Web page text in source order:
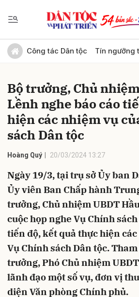
Công tác Dân tộc Tín ngưỡng
Bộ trưởng, Chủ
Lềnh nghe báo cáo
hiện các nhiệm vụ
sách Dân tộc
Hoàng Quý 20/03/2024 13:27
Ngày 19/3, tại trụ sở Ủy ban
Ủy viên Ban Chấp hành
trưởng, Chủ nhiệm UBDT
cuộc họp nghe Vụ Chính
tiến độ, kết quả thực hiện
Vụ Chính sách Dân tộc.
trưởng, Phó Chủ nhiệm
lãnh đạo một số vụ, đơn vị
diện Văn phòng Chính phủ.
Gửi bình luận